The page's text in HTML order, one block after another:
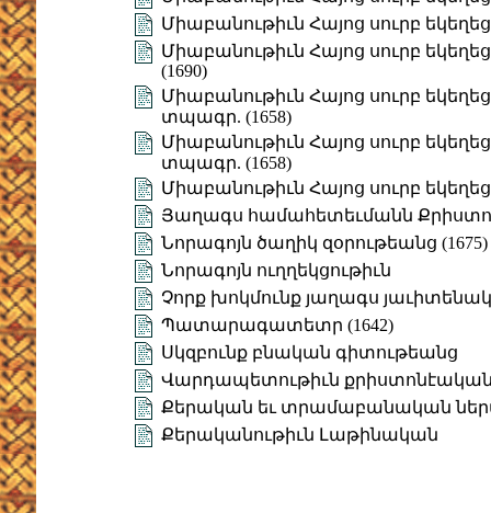
Միաբանութիւն Հայոց սուրբ
Միաբանութիւն Հայոց սուրբ
(1690)
Միաբանութիւն Հայոց սուրբ
տպագր. (1658)
Միաբանութիւն Հայոց սուրբ
տպագր. (1658)
Միաբանութիւն Հայոց սուրբ
Յաղագս համահետեւմանն
Նորագոյն ծաղիկ զօրութեանց (1675)
Նորագոյն ուղղեկցութիւն
Չորք խոկմունք յաղագս
Պատարագատետր (1642)
Սկզբունք բնական գիտութեանց
Վարդապետութիւն քրիստոնէական
Քերական եւ տրամաբանական
Քերականութիւն Լաթինական